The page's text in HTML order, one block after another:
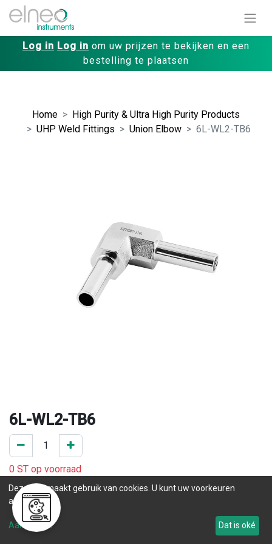
Log in Log in om uw prijzen te bekijken en een
bestelling te plaatsen
Home
High Purity & Ultra High Purity Products
UHP Weld Fittings
Union Elbow 6L-WL2-TB6
6L-WL2-TB6
0 ST op voorraad
.
Levertijd
Tot 77
Deze site maakt gebruik van cookies. U kunt uw voorkeuren
aanpassen.
Aanpassen Dat is oké